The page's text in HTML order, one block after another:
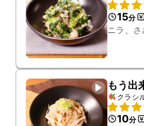
15分
ニラ、
もう出
クラシ
10分